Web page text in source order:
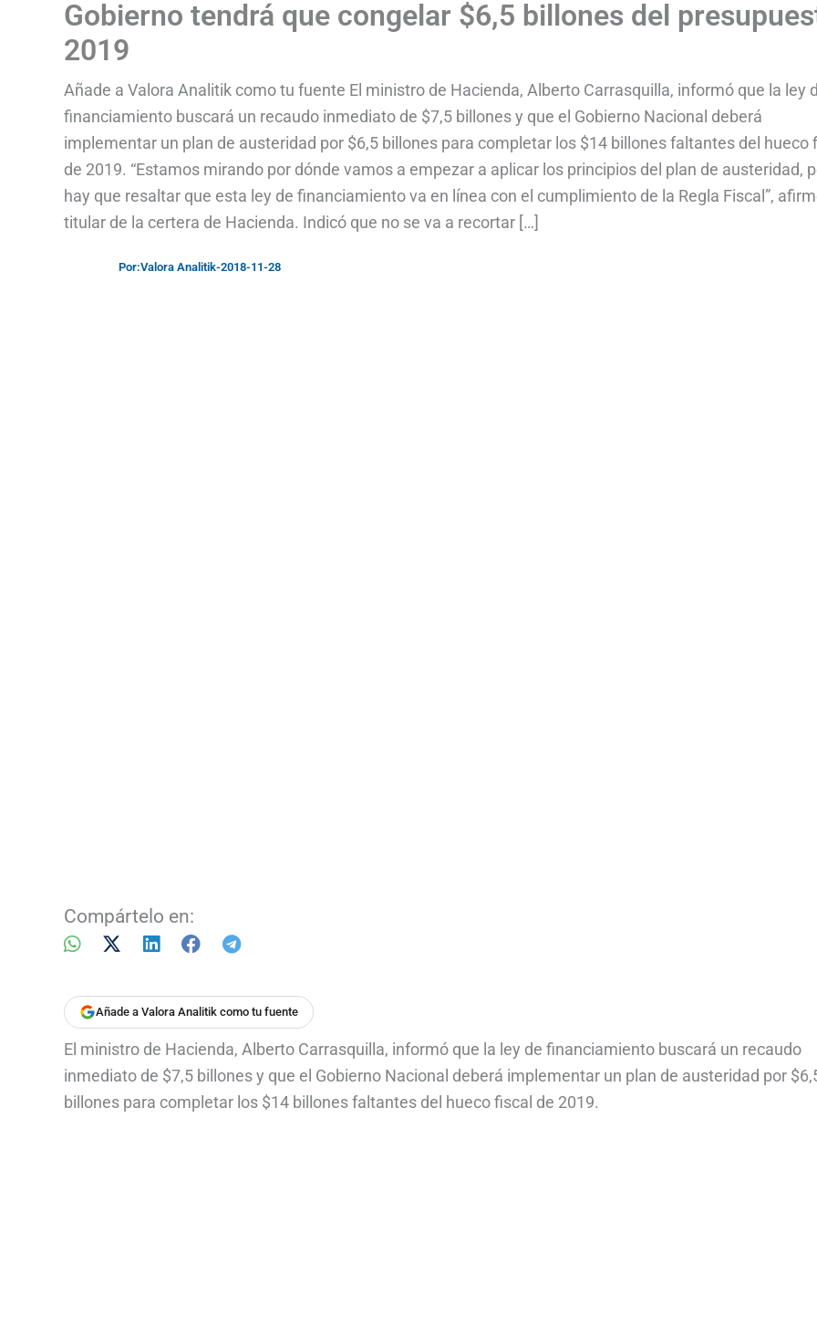
Gobierno tendrá que congelar $6,5 billones del
2019
Añade a Valora Analitik como tu fuente El ministro de Hacienda, Alberto Carrasquilla, informó que la ley
financiamiento buscará un recaudo inmediato de $7,5 billones y que el Gobierno Nacional deberá
implementar un plan de austeridad por $6,5 billones para completar los $14 billones faltantes del hueco
de 2019. “Estamos mirando por dónde vamos a empezar a aplicar los principios del plan de austeridad,
hay que resaltar que esta ley de financiamiento va en línea con el cumplimiento de la Regla Fiscal”,
titular de la certera de Hacienda. Indicó que no se va a recortar […]
Por:Valora Analitik-2018-11-28
Compártelo en:
Añade a Valora Analitik como tu fuente
El ministro de Hacienda, Alberto Carrasquilla, informó que la ley de financiamiento buscará un recaudo
inmediato de $7,5 billones y que el Gobierno Nacional deberá implementar un plan de austeridad por
billones para completar los $14 billones faltantes del hueco fiscal de 2019.